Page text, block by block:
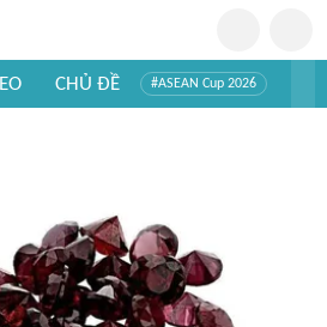
CHỦ ĐỀ #ASEAN Cup 2026